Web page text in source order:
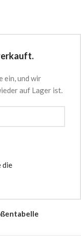
ein, und wir
auf Lager ist.
die